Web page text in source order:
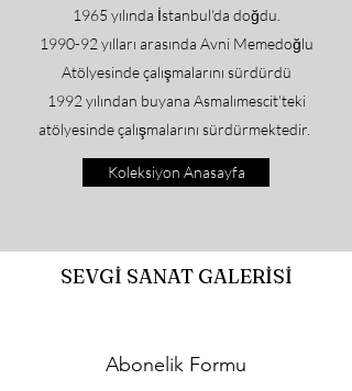
1965 yılında İstanbul'da doğdu.
1990-92 yılları arasında Avni Memedoğlu
Atölyesinde çalışmalarını sürdürdü
1992 yılından buyana Asmalımescit'teki
atölyesinde çalışmalarını sürdürmektedir.
Koleksiyon Anasayfa
SEVGİ SANAT GALERİSİ
Abonelik Formu